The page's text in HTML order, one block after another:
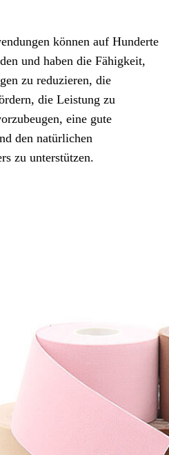
können auf Hunderte
und haben die Fähigkeit,
zu reduzieren, die
die Leistung zu
eine gute
den natürlichen
zu unterstützen.